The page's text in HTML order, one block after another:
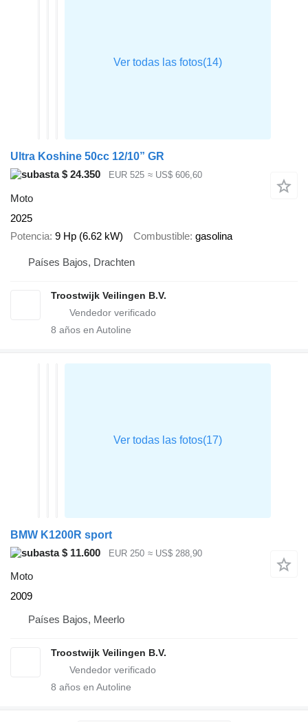
Ultra Koshine 50cc 12/10” GR
$ 24.350
EUR 525 ≈ US$ 606,60
Moto
2025
Potencia 9 Hp (6.62 kW) Combustible gasolina
Países Bajos, Drachten
Troostwijk Veilingen B.V.
8 años en Autoline
BMW K1200R sport
$ 11.600
EUR 250 ≈ US$ 288,90
Moto
2009
Países Bajos, Meerlo
Troostwijk Veilingen B.V.
8 años en Autoline